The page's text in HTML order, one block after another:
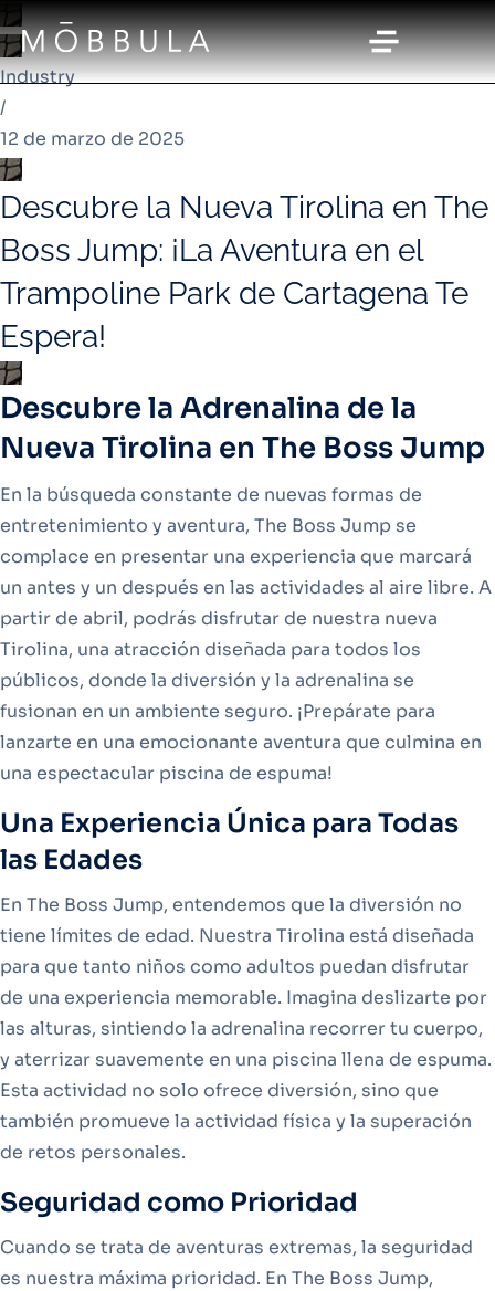
Industry
/
12 de marzo de 2025
Descubre la Nueva Tirolina en The
Boss Jump: ¡La Aventura en el
Trampoline Park de Cartagena Te
Espera!
Descubre la Adrenalina de la
Nueva Tirolina en The Boss Jump
En la búsqueda constante de nuevas formas de
entretenimiento y aventura, The Boss Jump se
complace en presentar una experiencia que marcará
un antes y un después en las actividades al aire libre. A
partir de abril, podrás disfrutar de nuestra nueva
Tirolina, una atracción diseñada para todos los
públicos, donde la diversión y la adrenalina se
fusionan en un ambiente seguro. ¡Prepárate para
lanzarte en una emocionante aventura que culmina en
una espectacular piscina de espuma!
Una Experiencia Única para Todas
las Edades
En The Boss Jump, entendemos que la diversión no
tiene límites de edad. Nuestra Tirolina está diseñada
para que tanto niños como adultos puedan disfrutar
de una experiencia memorable. Imagina deslizarte por
las alturas, sintiendo la adrenalina recorrer tu cuerpo,
y aterrizar suavemente en una piscina llena de espuma.
Esta actividad no solo ofrece diversión, sino que
también promueve la actividad física y la superación
de retos personales.
Seguridad como Prioridad
Cuando se trata de aventuras extremas, la seguridad
es nuestra máxima prioridad. En The Boss Jump,